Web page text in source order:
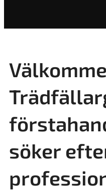
söker